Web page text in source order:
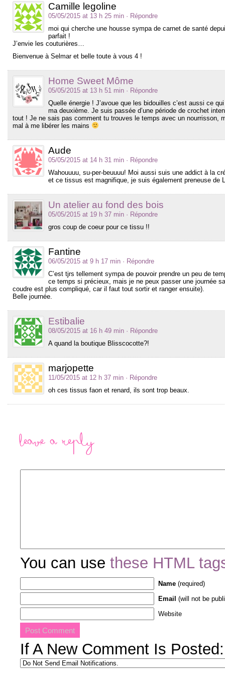
Camille legoline
05/05/2015 at 13 h 25 min · Répondre
moi qui cherche une housse sympa de carnet de santé
parfait !
J’envie les couturières…
Bienvenue à Selmar et belle toute à vous 4 !
Home Sweet Môme
05/05/2015 at 13 h 51 min · Répondre
Quelle énergie ! J’avoue que les bidouilles c’est aussi ce
ma deuxième. Je suis passée d’une période de crochet
tout ! Je ne sais pas comment tu trouves le temps avec un nourrisson,
mal à me libérer les mains
Aude
05/05/2015 at 14 h 31 min · Répondre
Wahouuuu, su-per-beuuuu! Moi aussi suis une addict à la
et ce tissus est magnifique, je suis également preneuse de
Un atelier au fond des bois
05/05/2015 at 19 h 37 min · Répondre
gros coup de coeur pour ce tissu !!
Fantine
06/05/2015 at 9 h 17 min · Répondre
C’est tjrs tellement sympa de pouvoir prendre un peu de
ce temps si précieux, mais je ne peux passer une journée
coudre est plus compliqué, car il faut tout sortir et ranger ensuite).
Belle journée.
Estibalie
08/05/2015 at 16 h 49 min · Répondre
A quand la boutique Blisscocotte?!
marjopette
11/05/2015 at 12 h 37 min · Répondre
oh ces tissus faon et renard, ils sont trop beaux.
Leave a Reply
You can use these HTML
Name (required)
Email (will not be
Website
If A New Comment Is Posted: